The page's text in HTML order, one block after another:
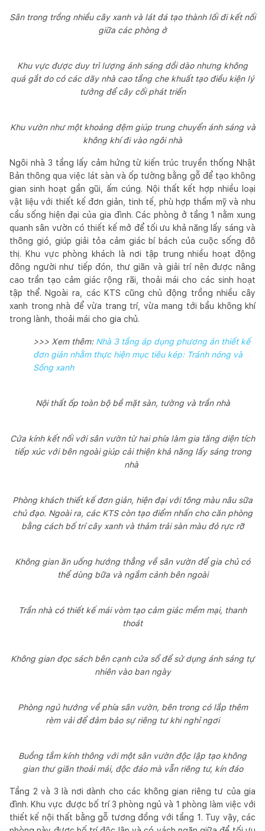
Sân trong trồng nhiều cây xanh và lát đá tạo thành lối đi kết nối
giữa các phòng ở
Khu vực được duy trì lượng ánh sáng dồi dào nhưng không
quá gắt do có các dãy nhà cao tầng che khuất tạo điều kiện lý
tưởng để cây cối phát triển
Khu vườn như một khoảng đệm giúp trung chuyển ánh sáng và
không khí đi vào ngôi nhà
Ngôi nhà 3 tầng lấy cảm hứng từ kiến trúc truyền thống Nhật
Bản thông qua việc lát sàn và ốp tường bằng gỗ để tạo không
gian sinh hoạt gần gũi, ấm cúng. Nội thất kết hợp nhiều loại
vật liệu với thiết kế đơn giản, tinh tế, phù hợp thẩm mỹ và nhu
cầu sống hiện đại của gia đình. Các phòng ở tầng 1 nằm xung
quanh sân vườn có thiết kế mở để tối ưu khả năng lấy sáng và
thông gió, giúp giải tỏa cảm giác bí bách của cuộc sống đô
thị. Khu vực phòng khách là nơi tập trung nhiều hoạt động
đông người như tiếp đón, thư giãn và giải trí nên được nâng
cao trần tạo cảm giác rộng rãi, thoải mái cho các sinh hoạt
tập thể. Ngoài ra, các KTS cũng chủ động trồng nhiều cây
xanh trong nhà để vừa trang trí, vừa mang tới bầu không khí
trong lành, thoải mái cho gia chủ.
>>> Xem thêm: Nhà 3 tầng áp dụng phương án thiết kế
đơn giản nhằm thực hiện mục tiêu kép: Tránh nóng và
Sống xanh
Nội thất ốp toàn bộ bề mặt sàn, tường và trần nhà
Cửa kính kết nối với sân vườn từ hai phía làm gia tăng diện tích
tiếp xúc với bên ngoài giúp cải thiện khả năng lấy sáng trong
nhà
Phòng khách thiết kế đơn giản, hiện đại với tông màu nâu sữa
chủ đạo. Ngoài ra, các KTS còn tạo điểm nhấn cho căn phòng
bằng cách bố trí cây xanh và thảm trải sàn màu đỏ rực rỡ
Không gian ăn uống hướng thẳng về sân vườn để gia chủ có
thể dùng bữa và ngắm cảnh bên ngoài
Trần nhà có thiết kế mái vòm tạo cảm giác mềm mại, thanh
thoát
Không gian đọc sách bên cạnh cửa sổ để sử dụng ánh sáng tự
nhiên vào ban ngày
Phòng ngủ hướng về phía sân vườn, bên trong có lắp thêm
rèm vải để đảm bảo sự riêng tư khi nghỉ ngơi
Buồng tắm kính thông với một sân vườn độc lập tạo không
gian thư giãn thoải mái, độc đáo mà vẫn riêng tư, kín đáo
Tầng 2 và 3 là nơi dành cho các không gian riêng tư của gia
đình. Khu vực được bố trí 3 phòng ngủ và 1 phòng làm việc với
thiết kế nội thất bằng gỗ tương đồng với tầng 1. Tuy vậy, các